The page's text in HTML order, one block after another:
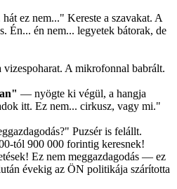
hát ez nem..." Kereste a szavakat. A
Én... én nem... legyetek bátorak, de
A mikrofonnal babrált.
— nyögte ki végül, a hangja
itt. Ez nem... cirkusz, vagy mi."
Puzsér is felállt.
tól 900 000 forintig keresnek!
Ez nem meggazdagodás — ez
évekig az ÖN politikája szárította